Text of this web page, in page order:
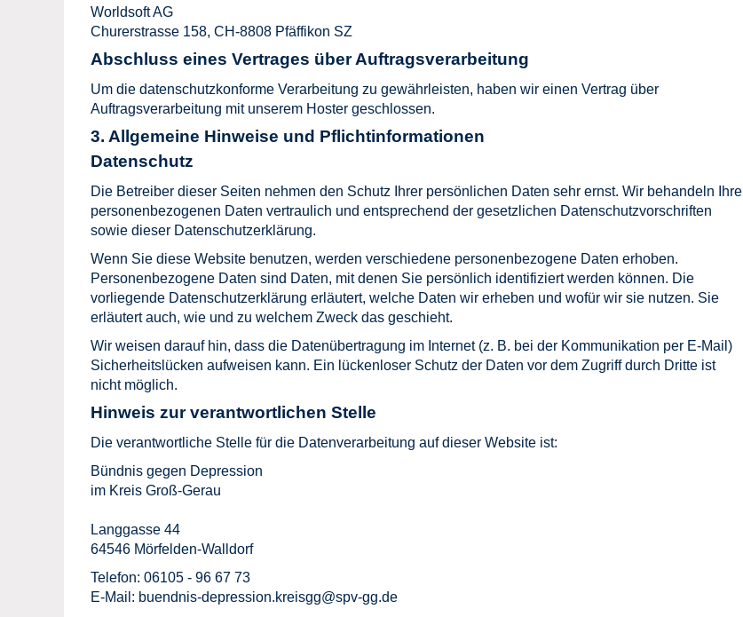
Worldsoft AG
Churerstrasse 158, CH-8808 Pfäffikon SZ
Abschluss eines Vertrages über Auftragsverarbeitung
Um die datenschutzkonforme Verarbeitung zu gewährleisten, haben wir einen Vertrag über
Auftragsverarbeitung mit unserem Hoster geschlossen.
3. Allgemeine Hinweise und Pflicht­informationen
Datenschutz
Die Betreiber dieser Seiten nehmen den Schutz Ihrer persönlichen Daten sehr ernst. Wir behandeln Ihre
personenbezogenen Daten vertraulich und entsprechend der gesetzlichen Datenschutzvorschriften
sowie dieser Datenschutzerklärung.
Wenn Sie diese Website benutzen, werden verschiedene personenbezogene Daten erhoben.
Personenbezogene Daten sind Daten, mit denen Sie persönlich identifiziert werden können. Die
vorliegende Datenschutzerklärung erläutert, welche Daten wir erheben und wofür wir sie nutzen. Sie
erläutert auch, wie und zu welchem Zweck das geschieht.
Wir weisen darauf hin, dass die Datenübertragung im Internet (z. B. bei der Kommunikation per E-Mail)
Sicherheitslücken aufweisen kann. Ein lückenloser Schutz der Daten vor dem Zugriff durch Dritte ist
nicht möglich.
Hinweis zur verantwortlichen Stelle
Die verantwortliche Stelle für die Datenverarbeitung auf dieser Website ist:
Bündnis gegen Depression
im Kreis Groß-Gerau
Langgasse 44
64546 Mörfelden-Walldorf
Telefon: 06105 - 96 67 73
E-Mail: buendnis-depression.kreisgg@spv-gg.de